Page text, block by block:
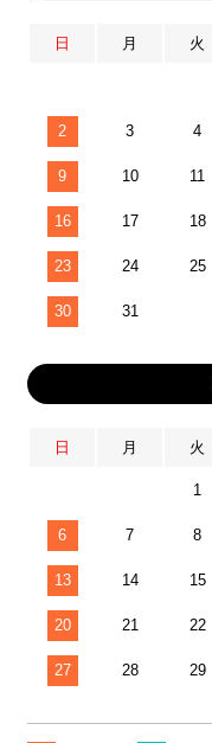
日 月 火
2 3 4
9 10 11
16 17 18
23 24 25
30 31
日 月 火
1
6 7 8
13 14 15
20 21 22
27 28 29